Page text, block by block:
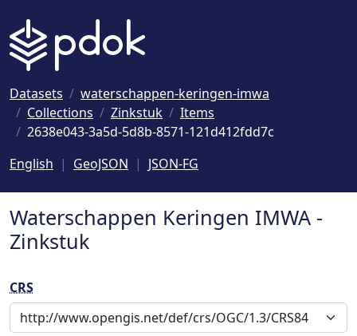
Datasets
waterschappen-keringen-imwa
Collections
Zinkstuk
Items
2638e043-3a5d-5d8b-8571-121d412fdd7c
English
GeoJSON JSON-FG
Waterschappen Keringen IMWA -
Zinkstuk
CRS